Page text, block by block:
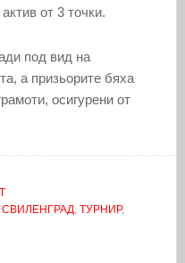
от 3 точки.
под вид на
а призьорите бяха
осигурени от
СВИЛЕНГРАД, ТУРНИР,